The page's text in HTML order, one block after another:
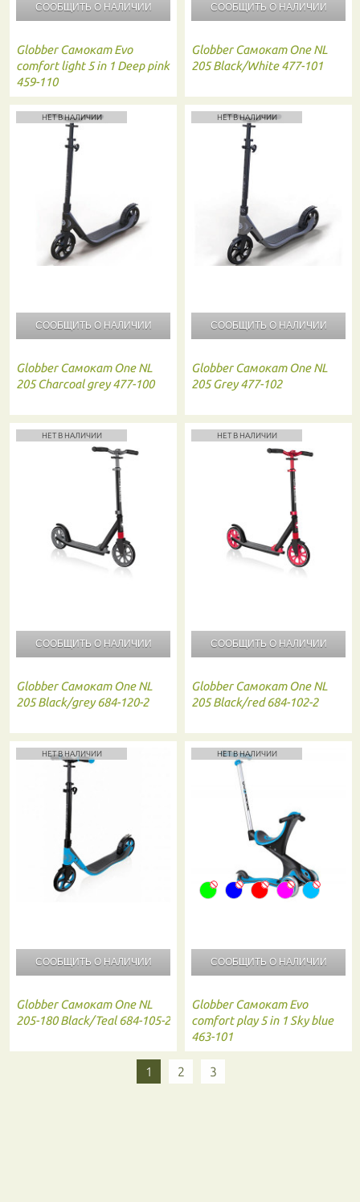
СООБЩИТЬ О НАЛИЧИИ
Globber Самокат Evo
comfort light 5 in 1 Deep pink
459-110
СООБЩИТЬ О НАЛИЧИИ
Globber Самокат One NL
205 Black/White 477-101
НЕТ В НАЛИЧИИ
СООБЩИТЬ О НАЛИЧИИ
Globber Самокат One NL
205 Charcoal grey 477-100
НЕТ В НАЛИЧИИ
СООБЩИТЬ О НАЛИЧИИ
Globber Самокат One NL
205 Grey 477-102
НЕТ В НАЛИЧИИ
СООБЩИТЬ О НАЛИЧИИ
Globber Самокат One NL
205 Black/grey 684-120-2
НЕТ В НАЛИЧИИ
СООБЩИТЬ О НАЛИЧИИ
Globber Самокат One NL
205 Black/red 684-102-2
НЕТ В НАЛИЧИИ
СООБЩИТЬ О НАЛИЧИИ
Globber Самокат One NL
205-180 Black/Teal 684-105-2
НЕТ В НАЛИЧИИ
СООБЩИТЬ О НАЛИЧИИ
Globber Самокат Evo
comfort play 5 in 1 Sky blue
463-101
1 2 3